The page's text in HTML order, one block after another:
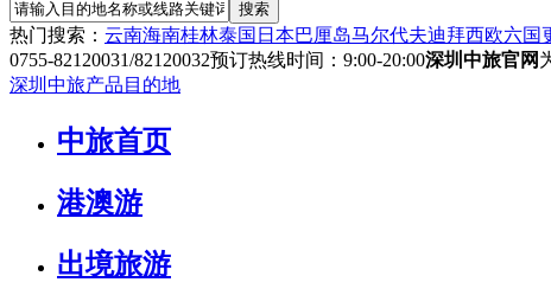
热门搜索： 云南海南桂林泰国 日本巴厘岛马尔代夫迪拜西欧六国
0755-82120031/82120032预订热线时间：9:00-20:00深圳中旅官网
深圳中旅产品目的地
中旅首页
港澳游
出境旅游